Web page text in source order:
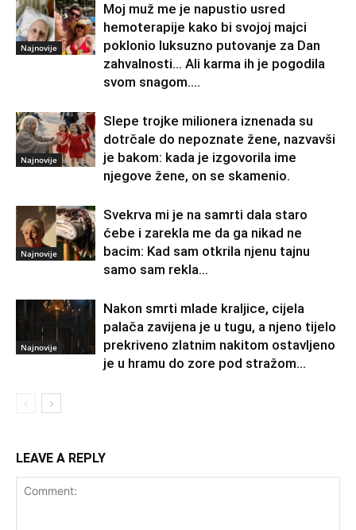
Najnovije
Moj muž me je napustio usred
hemoterapije kako bi svojoj majci
poklonio luksuzno putovanje za Dan
zahvalnosti… Ali karma ih je pogodila
svom snagom....
Najnovije
Slepe trojke milionera iznenada su
dotrčale do nepoznate žene, nazvavši
je bakom: kada je izgovorila ime
njegove žene, on se skamenio.
Najnovije
Svekrva mi je na samrti dala staro
ćebe i zarekla me da ga nikad ne
bacim: Kad sam otkrila njenu tajnu
samo sam rekla...
Najnovije
Nakon smrti mlade kraljice, cijela
palača zavijena je u tugu, a njeno tijelo
prekriveno zlatnim nakitom ostavljeno
je u hramu do zore pod stražom...
LEAVE A REPLY